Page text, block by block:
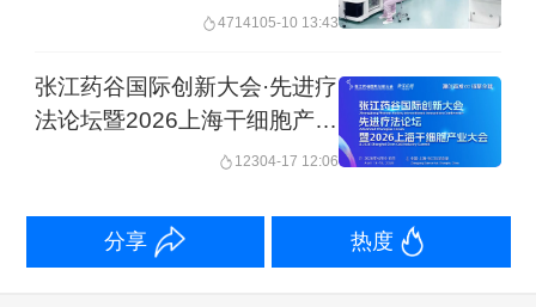
步，为未来更精准、更微创的疗法奠定
我国超200款治疗产品临床获受理
在我国，包括干细胞治疗技术在内的再
生医学正在快速发展。去年9月公布的
民抗衰还有多远？ 4714105-10 13:43
张江药谷国际创新大会·先进疗
法论坛暨2026上海干细胞产业
12304-17 12:06
分享 热度